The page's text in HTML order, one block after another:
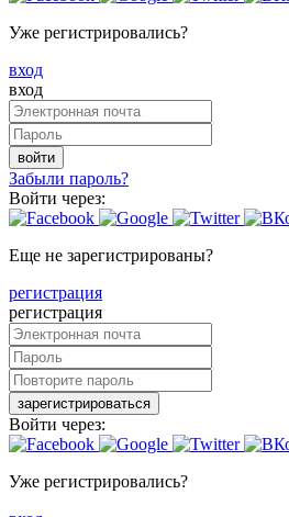
Уже регистрировались?
вход
вход
войти
Забыли пароль?
Войти через:
Еще не зарегистрированы?
регистрация
регистрация
зарегистрироваться
Войти через:
Уже регистрировались?